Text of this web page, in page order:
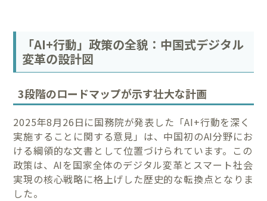
「AI+行動」政策の全貌：中国式デジタル
変革の設計図
3段階のロードマップが示す壮大な計画
2025年8月26日に国務院が発表した「AI+行動を深く
実施することに関する意見」は、中国初のAI分野にお
ける綱領的な文書として位置づけられています。この
政策は、AIを国家全体のデジタル変革とスマート社会
実現の核心戦略に格上げした歴史的な転換点となりま
した。